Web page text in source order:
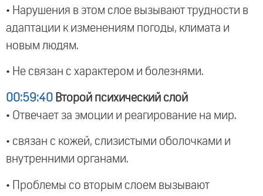
• Нарушения в этом слое вызывают трудности в
адаптации к изменениям погоды, климата и
новым людям.
• Не связан с характером и болезнями.
00:59:40 Второй психический слой
• Отвечает за эмоции и реагирование на мир.
• связан с кожей, слизистыми оболочками и
внутренними органами.
• Проблемы со вторым слоем вызывают